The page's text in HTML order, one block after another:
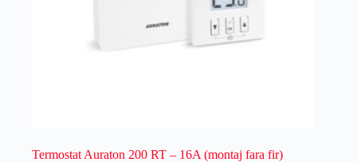
Termostat Auraton 200 RT – 16A (montaj fara fir)